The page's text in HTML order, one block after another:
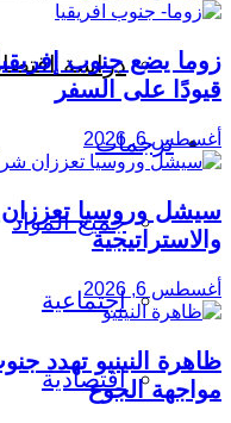
دراسة
ترجمات
جميع المواد
اجتماعية
اقتصادية
زوما يضع جنوب
قيودًا على السفر
أغسطس 6, 2026
سيشل وروسيا تعززان
والاستراتيجية
أغسطس 6, 2026
ظاهرة النينيو تهدد
مواجهة الجوع